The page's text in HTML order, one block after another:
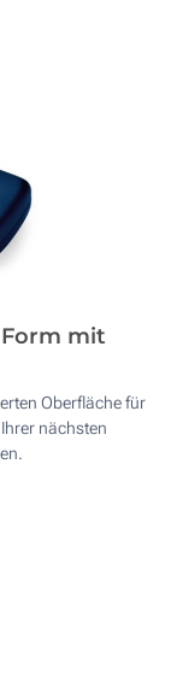
mit
Oberfläche für
nächsten